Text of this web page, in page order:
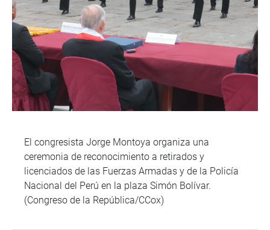
El congresista Jorge Montoya organiza una
ceremonia de reconocimiento a retirados y
licenciados de las Fuerzas Armadas y de la Policía
Nacional del Perú en la plaza Simón Bolívar.
(Congreso de la República/CCox)